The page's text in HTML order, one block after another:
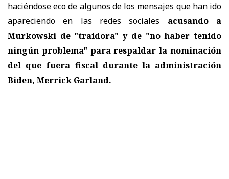
haciéndose eco de algunos de los mensajes que han ido
apareciendo en las redes sociales acusando a
Murkowski de "traidora" y de "no haber tenido
ningún problema" para respaldar la nominación
del que fuera fiscal durante la administración
Biden, Merrick Garland.